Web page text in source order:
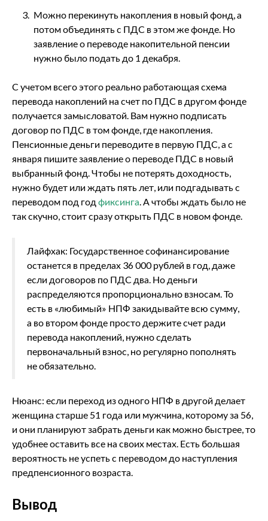
Можно перекинуть накопления в новый фонд, а
потом объединять с ПДС в этом же фонде. Но
заявление о переводе накопительной пенсии
нужно было подать до 1 декабря.
С учетом всего этого реально работающая схема
перевода накоплений на счет по ПДС в другом фонде
получается замысловатой. Вам нужно подписать
договор по ПДС в том фонде, где накопления.
Пенсионные деньги переводите в первую ПДС, а с
января пишите заявление о переводе ПДС в новый
выбранный фонд. Чтобы не потерять доходность,
нужно будет или ждать пять лет, или подгадывать с
переводом под год фиксинга. А чтобы ждать было не
так скучно, стоит сразу открыть ПДС в новом фонде.
Лайфхак: Государственное софинансирование
останется в пределах 36 000 рублей в год, даже
если договоров по ПДС два. Но деньги
распределяются пропорционально взносам. То
есть в «любимый» НПФ закидывайте всю сумму,
а во втором фонде просто держите счет ради
перевода накоплений, нужно сделать
первоначальный взнос, но регулярно пополнять
не обязательно.
Нюанс: если переход из одного НПФ в другой делает
женщина старше 51 года или мужчина, которому за 56,
и они планируют забрать деньги как можно быстрее, то
удобнее оставить все на своих местах. Есть большая
вероятность не успеть с переводом до наступления
предпенсионного возраста.
Вывод